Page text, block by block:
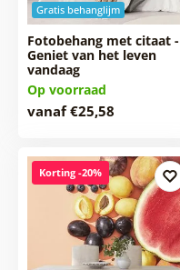
Gratis behanglijm
Fotobehang met citaat -
Geniet van het leven
vandaag
Op voorraad
vanaf €25,58
Korting -20%